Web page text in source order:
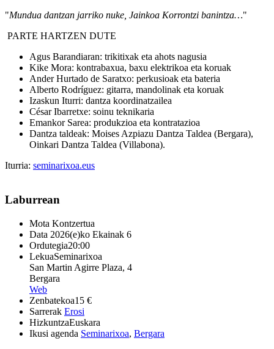
"Mundua dantzan jarriko nuke, Jainkoa Korrontzi banintza…"
PARTE HARTZEN DUTE
Agus Barandiaran: trikitixak eta ahots nagusia
Kike Mora: kontrabaxua, baxu elektrikoa eta koruak
Ander Hurtado de Saratxo: perkusioak eta bateria
Alberto Rodríguez: gitarra, mandolinak eta koruak
Izaskun Iturri: dantza koordinatzailea
César Ibarretxe: soinu teknikaria
Emankor Sarea: produkzioa eta kontratazioa
Dantza taldeak: Moises Azpiazu Dantza Taldea (Bergara),
Oinkari Dantza Taldea (Villabona).
Iturria: seminarixoa.eus
Laburrean
Mota Kontzertua
Data 2026(e)ko Ekainak 6
Ordutegia20:00
LekuaSeminarixoa
San Martin Agirre Plaza, 4
Bergara
Web
Zenbatekoa15 €
Sarrerak Erosi
HizkuntzaEuskara
Ikusi agenda Seminarixoa, Bergara